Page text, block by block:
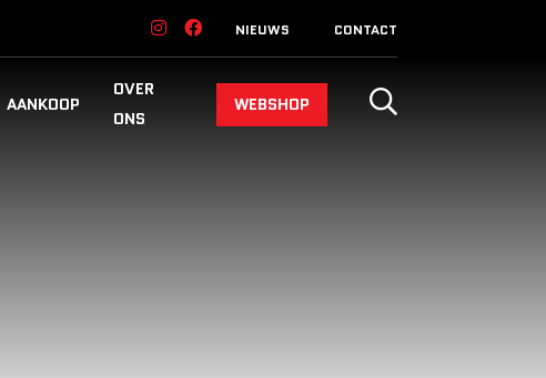
NIEUWS CONTACT
AANKOOP
OVER
ONS
WEBSHOP